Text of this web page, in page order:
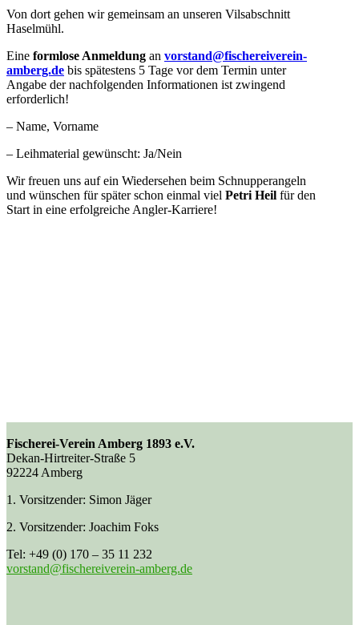
Von dort gehen wir gemeinsam an unseren Vilsabschnitt
Haselmühl.
Eine formlose Anmeldung an vorstand@fischereiverein-
amberg.de bis spätestens 5 Tage vor dem Termin unter
Angabe der nachfolgenden Informationen ist zwingend
erforderlich!
– Name, Vorname
– Leihmaterial gewünscht: Ja/Nein
Wir freuen uns auf ein Wiedersehen beim Schnupperangeln
und wünschen für später schon einmal viel Petri Heil für den
Start in eine erfolgreiche Angler-Karriere!
Fischerei-Verein Amberg 1893 e.V.
Dekan-Hirtreiter-Straße 5
92224 Amberg
1. Vorsitzender: Simon Jäger
2. Vorsitzender: Joachim Foks
Tel: +49 (0) 170 – 35 11 232
vorstand@fischereiverein-amberg.de